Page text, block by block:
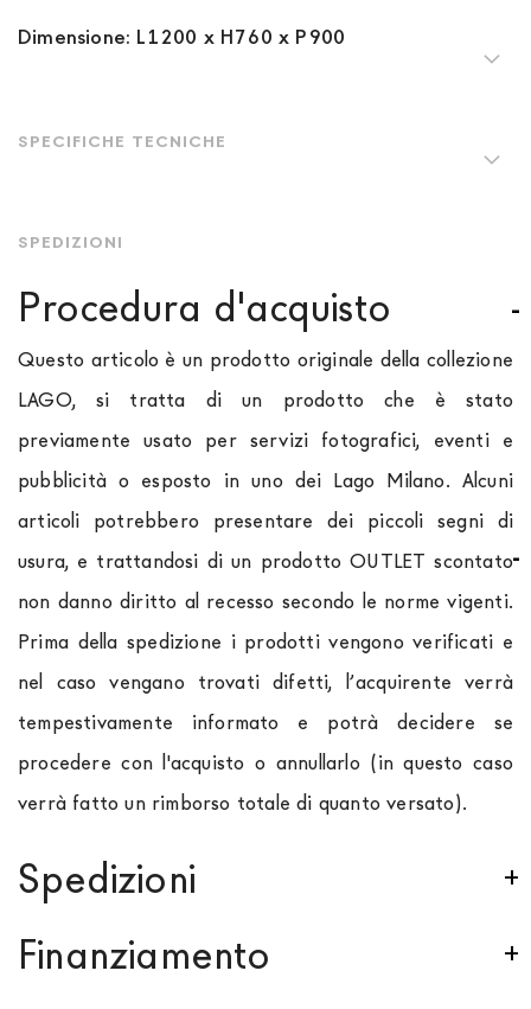
Dimensione: L1200 x H760 x P900
SPECIFICHE TECNICHE
SPEDIZIONI
Procedura d'acquisto
Questo articolo è un prodotto originale della collezione
LAGO, si tratta di un prodotto che è stato
previamente usato per servizi fotografici, eventi e
pubblicità o esposto in uno dei Lago Milano. Alcuni
articoli potrebbero presentare dei piccoli segni di
usura, e trattandosi di un prodotto OUTLET scontato
non danno diritto al recesso secondo le norme vigenti.
Prima della spedizione i prodotti vengono verificati e
nel caso vengano trovati difetti, l’acquirente verrà
tempestivamente informato e potrà decidere se
procedere con l'acquisto o annullarlo (in questo caso
verrà fatto un rimborso totale di quanto versato).
Spedizioni
Forniture Europaègratuita in Italia
, invece è
Finanziamento